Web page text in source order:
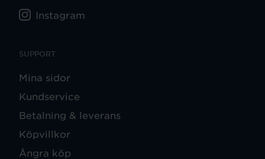
SUPPORT
Mina sidor
Kundservice
Betalning & leverans
Köpvillkor
Ångra köp
Instagram